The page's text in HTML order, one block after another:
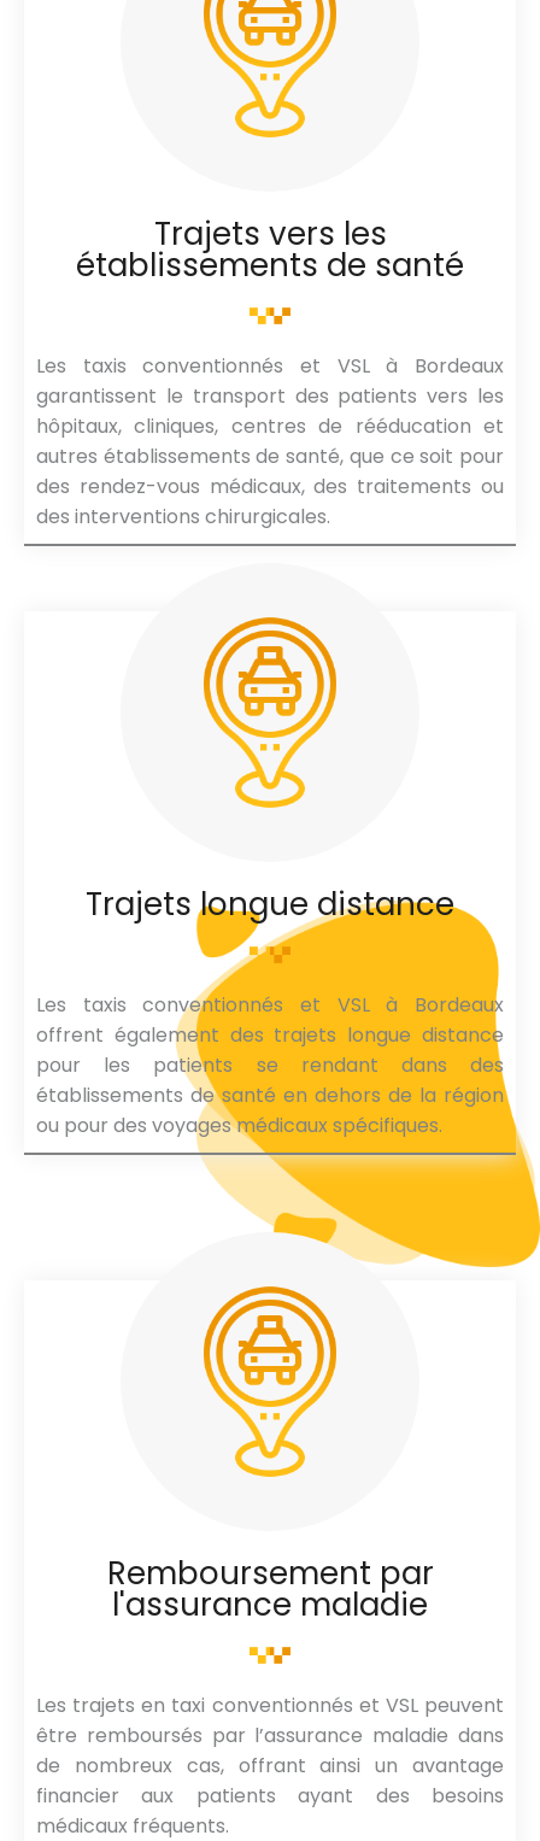
Trajets vers les
établissements de santé
Les taxis conventionnés et VSL à Bordeaux
garantissent le transport des patients vers les
hôpitaux, cliniques, centres de rééducation et
autres établissements de santé, que ce soit pour
des rendez-vous médicaux, des traitements ou
des interventions chirurgicales.
Trajets longue distance
Les taxis conventionnés et VSL à Bordeaux
offrent également des trajets longue distance
pour les patients se rendant dans des
établissements de santé en dehors de la région
ou pour des voyages médicaux spécifiques.
Remboursement par
l'assurance maladie
Les trajets en taxi conventionnés et VSL peuvent
être remboursés par l’assurance maladie dans
de nombreux cas, offrant ainsi un avantage
financier aux patients ayant des besoins
médicaux fréquents.